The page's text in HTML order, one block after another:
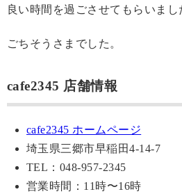
良い時間を過ごさせてもらいまし
ごちそうさまでした。
cafe2345 店舗情報
cafe2345 ホームページ
埼玉県三郷市早稲田4-14-7
TEL：048-957-2345
営業時間：11時〜16時